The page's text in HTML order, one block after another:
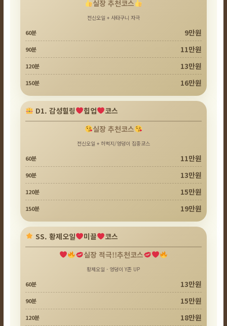
실장 추천코스
전신오일 + 사타구니 자극
60분 9만원
90분 11만원
120분 13만원
150분 16만원
D1. 감성힐링 힙업
코스
실장 추천코스
전신오일 + 허벅지/엉덩이 집중코스
60분 11만원
90분 13만원
120분 15만원
150분 19만원
SS. 황제오일 미끌
코스
실장 적극!!추천코스
황제오일 - 엉덩이 Y존 UP
60분 13만원
90분 15만원
120분 18만원